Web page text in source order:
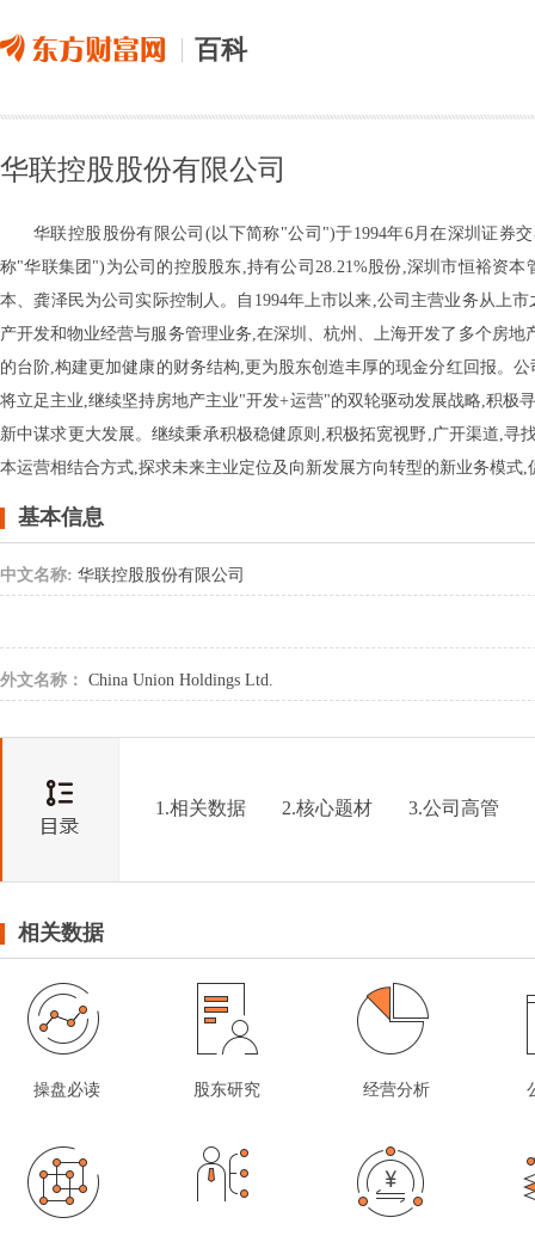
百科
华联控股股份有限公司
华联控股股份有限公司(以下简称"公司")于1994年6月在深圳证券
称"华联集团")为公司的控股股东,持有公司28.21%股份,深圳市恒裕资
本、龚泽民为公司实际控制人。自1994年上市以来,公司主营业务从上
产开发和物业经营与服务管理业务,在深圳、杭州、上海开发了多个房
的台阶,构建更加健康的财务结构,更为股东创造丰厚的现金分红回报。
将立足主业,继续坚持房地产主业"开发+运营"的双轮驱动发展战略,积极
新中谋求更大发展。继续秉承积极稳健原则,积极拓宽视野,广开渠道,
本运营相结合方式,探求未来主业定位及向新发展方向转型的新业务模式
基本信息
中文名称: 华联控股股份有限公司
外文名称： China Union Holdings Ltd.
1.相关数据 2.核心题材 3.公司高管
相关数据
操盘必读 股东研究 经营分析